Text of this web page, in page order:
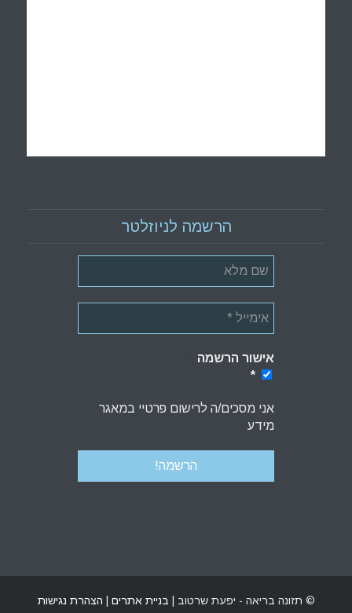
הרשמה לניוזלטר
אישור הרשמה
*
אני מסכים/ה לרישום פרטיי במאגר
מידע
© תזונה בריאה - יפעת שרטוב | בניית אתרים הצהרת נגישות